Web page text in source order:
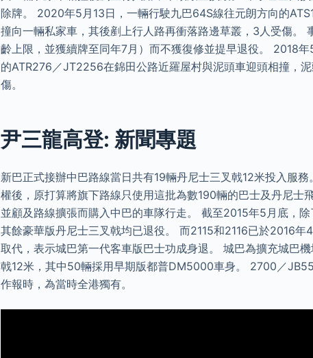
除牌。 2020年5月13日，一輛行駛九巴64S線往元朗方向的
撞向一輛私家車，其後剷上行人路再衝落路邊草叢，3人受傷。
齡上限，並獲續牌至同年7月）而不獲復修並提早退役。 2018
的ATR276／JT2256在錦田公路近羅屋村與泥頭車迎頭相撞，
傷。
尹三龍高登: 新聞專題
新巴正式接辦中巴路線當日共有19輛丹尼士三叉戟12米投入服
權後，原打算將旗下路線只使用這批為數190輛的巴士及丹尼士
並顧及路線擴張而購入中巴的車隊行走。 截至2015年5月底，
其餘豪華版丹尼士三叉戟均已退役。 而2115和2116已於2016
取代，表示城巴第一代客車版巴士功成身退。 城巴為擴充城巴
戟12米，其中50輛採用早期版都普DM5000車身。 2700／
作報時，為當時全港獨有。